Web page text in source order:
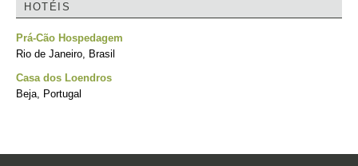
HOTÉIS
Prá-Cão Hospedagem
Rio de Janeiro, Brasil
Casa dos Loendros
Beja, Portugal